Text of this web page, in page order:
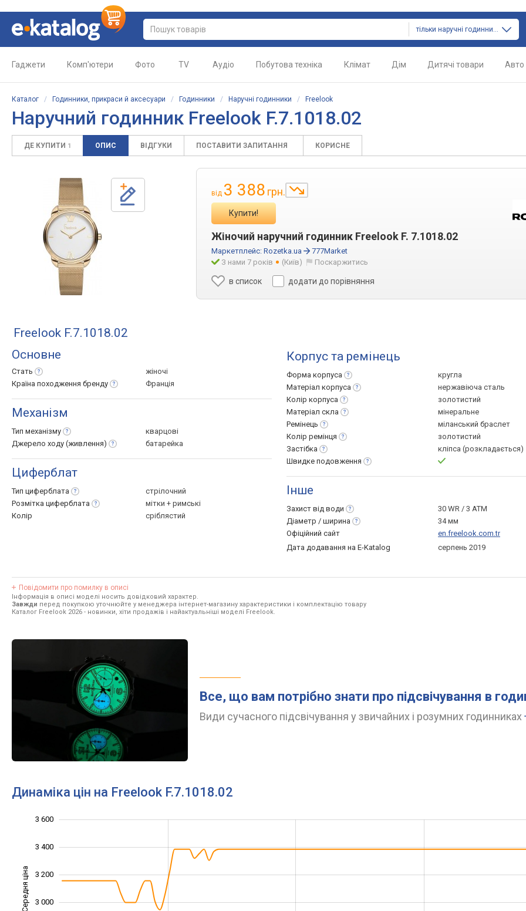
тільки наручні годинники
Гаджети Комп'ютери Фото TV Аудіо Побутова техніка Клімат Дім Дитячі товари Авто
Каталог / Годинники, прикраси й аксесуари / Годинники / Наручні годинники / Freelook
Наручний годинник Freelook F.7.1018.02
ДЕ КУПИТИ 1 ОПИС ВІДГУКИ ПОСТАВИТИ ЗАПИТАННЯ КОРИСНЕ
від 3 388 грн.
Купити!
Жіночий наручний годинник Freelook F. 7.1018.02
Маркетплейс: Rozetka.ua
777Market
З нами 7 років
(Київ) Поскаржитись
в список додати до порівняння
Freelook F.7.1018.02
Основне
Стать
жіночі
Країна походження бренду Франція
Механізм
Тип механізму
кварцові
Джерело ходу (живлення) батарейка
Циферблат
Тип циферблата
стрілочний
Розмітка циферблата
мітки + римські
Колір
сріблястий
Корпус та ремінець
Форма корпуса
кругла
Матеріал корпуса
нержавіюча сталь
Колір корпуса
золотистий
Матеріал скла
мінеральне
Ремінець
міланський браслет
Колір ремінця
золотистий
Застібка
кліпса (розкладається)
Швидке подовження
Інше
Захист від води
30 WR / 3 ATM
Діаметр / ширина
34 мм
Офіційний сайт
en.freelook.com.tr
Дата додавання на E-Katalog
серпень 2019
Повідомити про помилку в описі
Інформація в описі моделі носить довідковий характер.
Завжди перед покупкою уточнюйте у менеджера інтернет-магазину характеристики і комплектацію товару
Каталог Freelook 2026 - новинки, хіти продажів і найактуальніші моделі Freelook.
Все, що вам потрібно знати про підсвічування в
Види сучасного підсвічування у звичайних і розумних годинниках
Динаміка цін на Freelook F.7.1018.02
Середня ціна 3 000
3 200
3 600
3 400